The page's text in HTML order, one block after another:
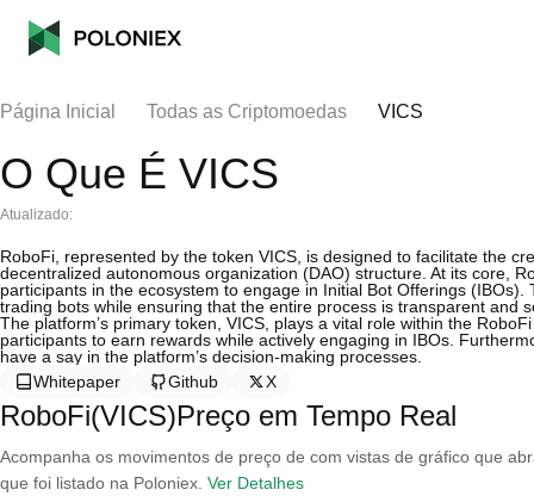
Página Inicial Todas as Criptomoedas VICS
O Que É VICS
Atualizado:
RoboFi, represented by the token VICS, is designed to facilitate the
decentralized autonomous organization (DAO) structure. At its core,
participants in the ecosystem to engage in Initial Bot Offerings
trading bots while ensuring that the entire process is transparent and
The platform’s primary token, VICS, plays a vital role within the
participants to earn rewards while actively engaging in IBOs.
have a say in the platform’s decision-making processes.
Whitepaper
Github X
RoboFi(VICS)Preço em Tempo Real
Acompanha os movimentos de preço de com vistas de gráfico que
que foi listado na Poloniex. Ver Detalhes